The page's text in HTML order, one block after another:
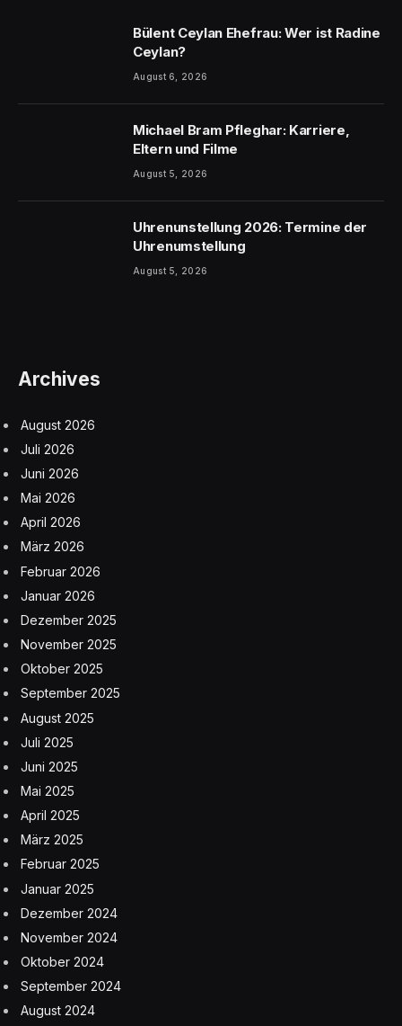
Bülent Ceylan Ehefrau: Wer ist Radine
Ceylan?
August 6, 2026
Michael Bram Pfleghar: Karriere,
Eltern und Filme
August 5, 2026
Uhrenunstellung 2026: Termine der
Uhrenumstellung
August 5, 2026
Archives
August 2026
Juli 2026
Juni 2026
Mai 2026
April 2026
März 2026
Februar 2026
Januar 2026
Dezember 2025
November 2025
Oktober 2025
September 2025
August 2025
Juli 2025
Juni 2025
Mai 2025
April 2025
März 2025
Februar 2025
Januar 2025
Dezember 2024
November 2024
Oktober 2024
September 2024
August 2024